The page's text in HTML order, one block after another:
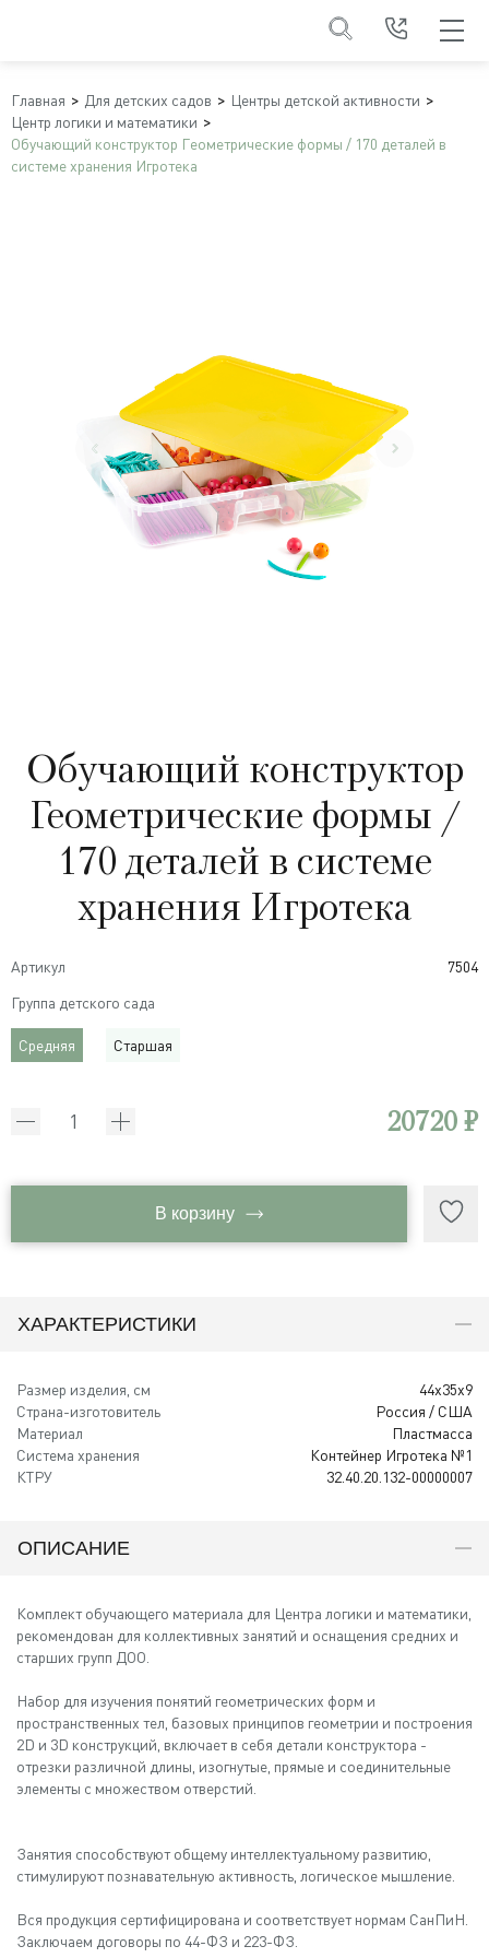
Главная Для детских садов
Центры детской активности
Центр логики и математики
Обучающий конструктор Геометрические формы / 170 деталей в
системе хранения Игротека
Обучающий конструктор
Геометрические формы /
170 деталей в системе
хранения Игротека
Артикул
7504
Группа детского сада
Средняя Старшая
20720 ₽
В корзину
ХАРАКТЕРИСТИКИ
Размер изделия, см
44x35x9
Страна-изготовитель
Россия / США
Материал
Пластмасса
Система хранения
Контейнер Игротека №1
КТРУ
32.40.20.132-00000007
ОПИСАНИЕ
Комплект обучающего материала для Центра логики и математики,
рекомендован для коллективных занятий и оснащения средних и
старших групп ДОО.
Набор для изучения понятий геометрических форм и
пространственных тел, базовых принципов геометрии и построения
2D и 3D конструкций, включает в себя детали конструктора -
отрезки различной длины, изогнутые, прямые и соединительные
элементы с множеством отверстий.
Занятия способствуют общему интеллектуальному развитию,
стимулируют познавательную активность, логическое мышление.
Вся продукция сертифицирована и соответствует нормам СанПиН.
Заключаем договоры по 44-ФЗ и 223-ФЗ.